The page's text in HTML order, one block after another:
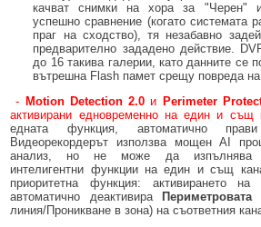
качват снимки на хора за "Черен"
успешно сравнение (когато системата
праг на сходство), тя незабавно
предварително зададено действие.
до 16 такива галерии, като данните се
вътрешна Flash памет срещу повреда на
- Motion Detection 2.0 и Perimeter
активирани едновременно на един и същ
едната функция, автоматично прави
Видеорекордерът използва мощен AI
анализ, но не може да изпълнява
интелигентни функции на един и същ
приоритетна функция: активирането
автоматично деактивираПериметровата
линия/Проникване в зона) на съответния